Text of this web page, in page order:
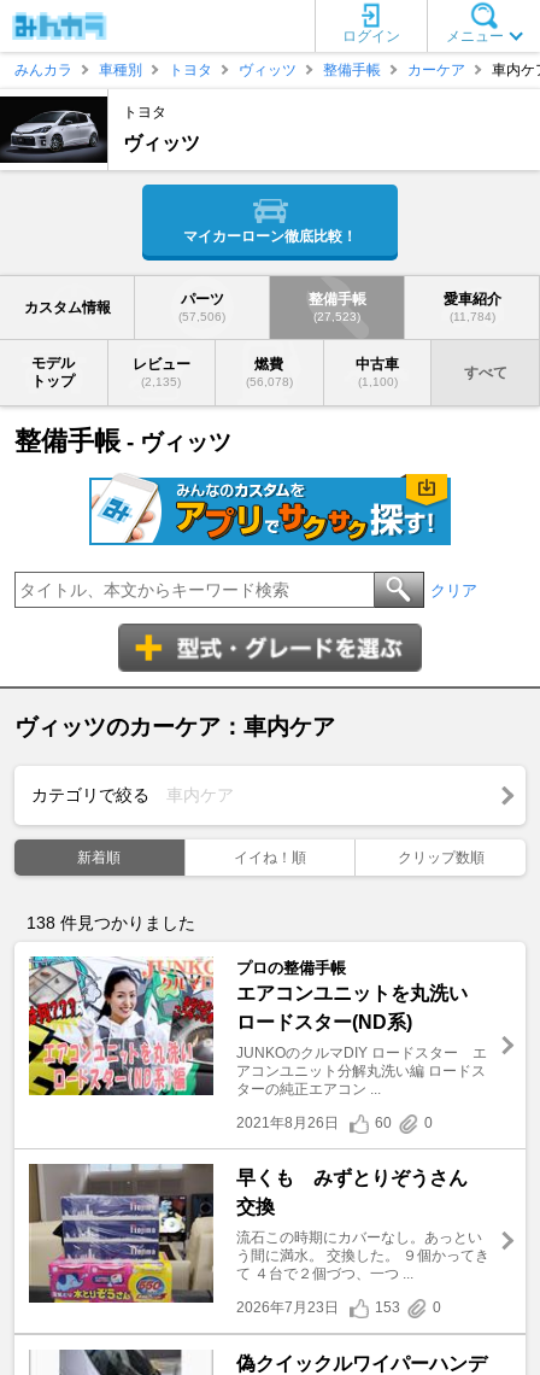
メニュー
ログイン
みんカラ
車種別 トヨタ ヴィッツ 整備手帳 カーケア 車内ケ
トヨタ
ヴィッツ
マイカーローン徹底比較！
カスタム情報 パーツ
(57,506)
整備手帳
(27,523)
愛車紹介
(11,784)
モデル
トップ
レビュー
(2,135)
燃費
(56,078)
中古車
(1,100)
すべて
整備手帳 - ヴィッツ
クリア
ヴィッツのカーケア：車内ケア
カテゴリで絞る 車内ケア
新着順 イイね！順 クリップ数順
138 件見つかりました
プロの整備手帳
エアコンユニットを丸洗い
ロードスター(ND系)
JUNKOのクルマDIY ロードスター エ
アコンユニット分解丸洗い編 ロードス
ターの純正エアコン ...
2021年8月26日
60 0
早くも みずとりぞうさん
交換
流石この時期にカバーなし。あっとい
う間に満水。 交換した。 ９個かってき
て ４台で２個づつ、一つ ...
2026年7月23日
153 0
偽クイックルワイパーハンデ